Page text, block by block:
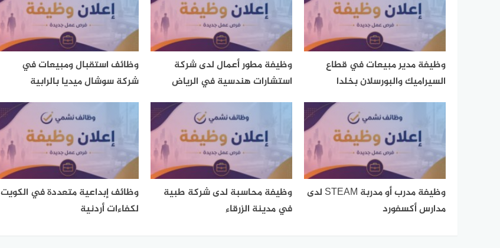
وظيفة مدير مبيعات في قطاع
السيراميك والبورسلان بخلدا
وظيفة مطور أعمال لدى شركة
استشارات هندسية في الرياض
وظائف استقبال ومبيعات في
شركة سوشال ميديا بالرابية
وظيفة مدرب أو مدربة STEAM لدى
مدارس أكسفورد
وظيفة محاسبة لدى شركة طبية
في مدينة الزرقاء
وظائف إبداعية متعددة في الكويت
لكفاءات أردنية